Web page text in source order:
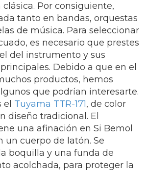
Por consiguiente,
tanto en bandas, orquestas
de música. Para seleccionar
es necesario que prestes
del instrumento y sus
Debido a que en el
productos, hemos
que podrían interesarte.
Tuyama TTR-171, de color
diseño tradicional. El
una afinación en Si Bemol
un cuerpo de latón. Se
boquilla y una funda de
acolchada, para proteger la